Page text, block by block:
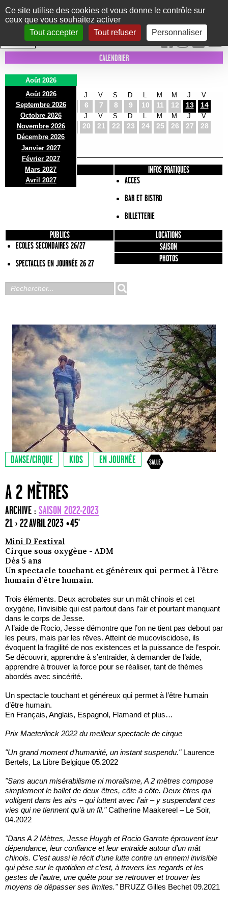
Panneau de gestion des cookies
Ce site utilise des cookies et vous donne le contrôle sur
ceux que vous souhaitez activer
Tout accepter
Tout refuser Personnaliser
Le Marni
CONCERTS DANSE/CIRQUE THÉÂTRE KIDS EXPOS EVENTS
INTRA MUROS
CALENDRIER
Août 2026
Août 2026
Septembre 2026
Octobre 2026
Novembre 2026
Décembre 2026
Janvier 2027
Février 2027
Mars 2027
Avril 2027
D
2
L
3
M
4
J
6
V
7
S
8
D
9 10
M
11
M
12
J
13
V
14
D
16
L
17
M
18
J
20
V
21
S
22
D
23 24
M
25
M
26
J
27
V
28
D
30
L
31
PRÉSENTATION
INFOS PRATIQUES
ACCES
BAR ET BISTRO
BILLETTERIE
PUBLICS
ECOLES SECONDAIRES 26/27
SPECTACLES EN JOURNÉE 26 27
LOCATIONS
SAISON
PHOTOS
DANSE/CIRQUE KIDS EN JOURNÉE
A 2 MÈTRES
ARCHIVE : SAISON 2022-2023
21 › 22 AVRIL 2023 • 45'
Mini D Festival
Cirque sous oxygène - ADM
Dès 5 ans
Un spectacle touchant et généreux qui permet à l’être
humain d’être humain.
Trois éléments. Deux acrobates sur un mât chinois et cet
oxygène, l’invisible qui est partout dans l’air et pourtant manquant
dans le corps de Jesse.
A l’aide de Rocio, Jesse démontre que l’on ne tient pas debout par
les peurs, mais par les rêves. Atteint de mucoviscidose, ils
évoquent la fragilité de nos existences et la puissance de l’espoir.
Se découvrir, apprendre à s’entraider, à demander de l’aide,
apprendre à trouver la force pour se réaliser, tant de thèmes
abordés avec sincérité.
Un spectacle touchant et généreux qui permet à l’être humain
d’être humain.
En Français, Anglais, Espagnol, Flamand et plus…
Prix Maeterlinck 2022 du meilleur spectacle de cirque
"Un grand moment d’humanité, un instant suspendu."Laurence
Bertels, La Libre Belgique 05.2022
"Sans aucun misérabilisme ni moralisme, A 2 mètres compose
simplement le ballet de deux êtres, côte à côte. Deux êtres qui
voltigent dans les airs – qui luttent avec l’air – y suspendant ces
vies qui ne tiennent qu’à un fil."Catherine Maakereel – Le Soir,
04.2022
"Dans A 2 Mètres, Jesse Huygh et Rocio Garrote éprouvent leur
dépendance, leur confiance et leur entraide autour d’un mât
chinois. C’est aussi le récit d’une lutte contre un ennemi invisible
qui pèse sur le quotidien et c’est, à travers les regards et les
gestes de l’autre, une quête pour se retrouver et trouver les
moyens de dépasser ses limites."BRUZZ Gilles Bechet 09.2021